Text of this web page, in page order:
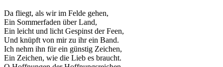
Da fliegt, als wir im Felde gehen,
Ein Sommerfaden über Land,
Ein leicht und licht Gespinst der Feen,
Und knüpft von mir zu ihr ein Band.
Ich nehm ihn für ein günstig Zeichen,
Ein Zeichen, wie die Lieb es braucht.